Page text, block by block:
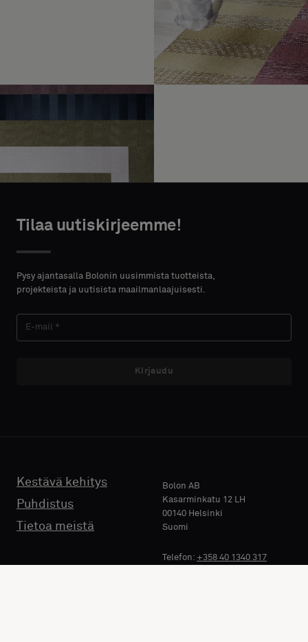
Tilaa uutiskirjeemme!
Pysy ajantasalla Bolonin uusimmista tuotteista,
projekteista ja uutisista maailmanlaajuisesti.
Kirjaudu
Kestävä kehitys
Puhdistus
Tietoa meistä
Bolon AB
Kasarminkatu 12 LH
00140 Helsinki
Suomi
Telefon: +358 40 1340 317